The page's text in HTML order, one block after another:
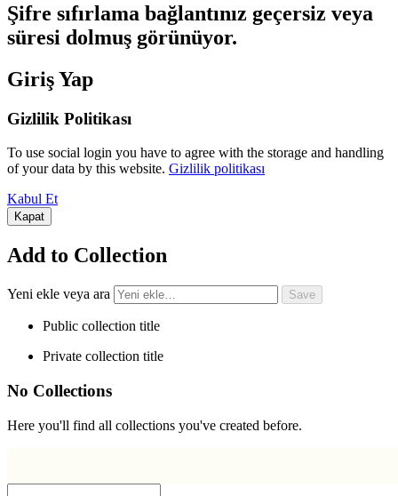
Şifre sıfırlama bağlantınız geçersiz veya
süresi dolmuş görünüyor.
Giriş Yap
Gizlilik Politikası
To use social login you have to agree with the storage and handling
of your data by this website. Gizlilik politikası
Kabul Et
Kapat
Add to Collection
Yeni ekle veya ara
Public collection title
Private collection title
No Collections
Here you'll find all collections you've created before.